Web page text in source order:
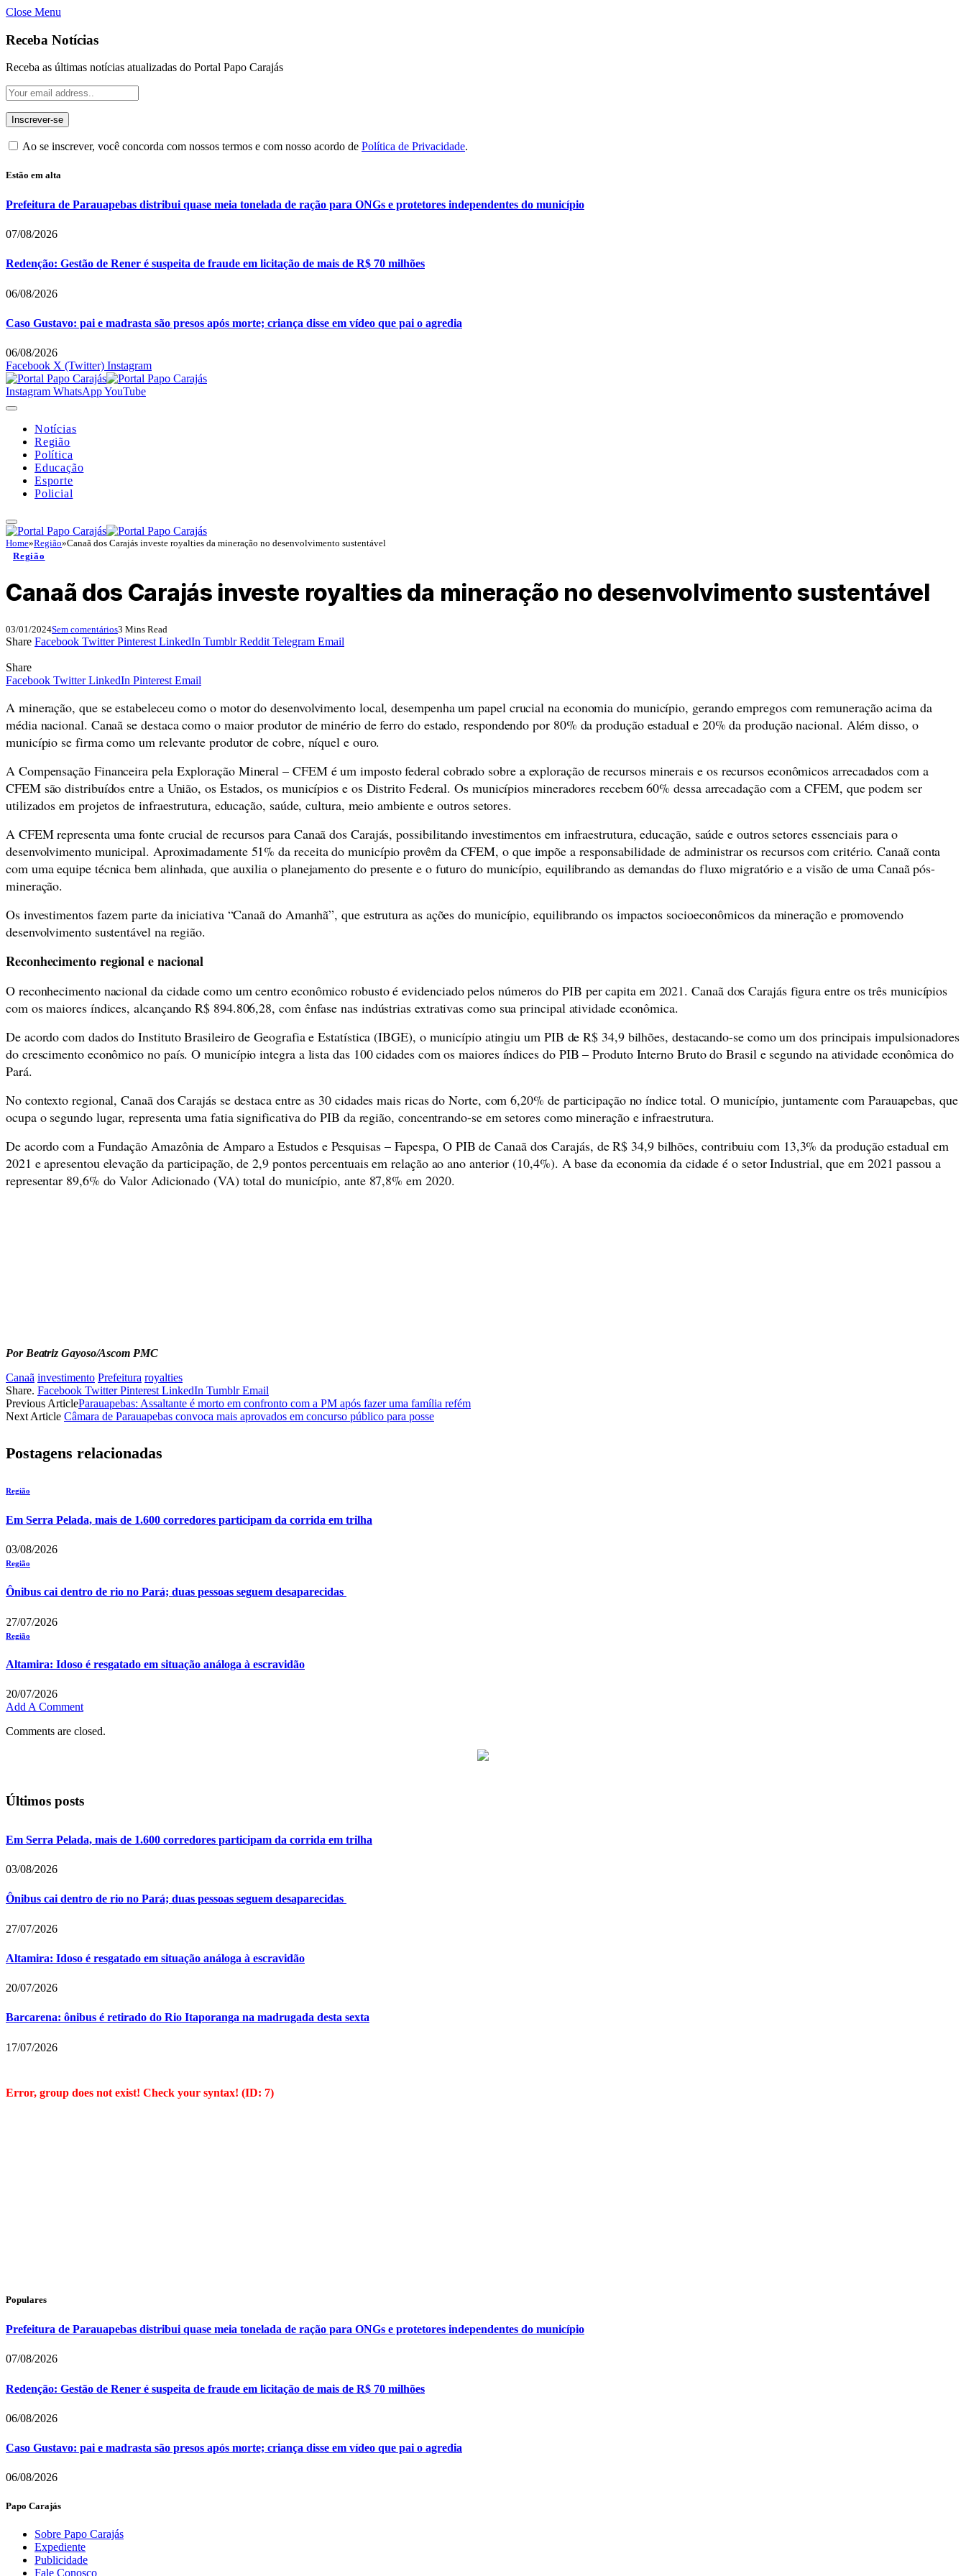
Close Menu
Receba Notícias
Receba as últimas notícias atualizadas do Portal Papo Carajás
Ao se inscrever, você concorda com nossos termos e com nosso acordo de Política de Privacidade.
Estão em alta
Prefeitura de Parauapebas distribui quase meia tonelada de ração para ONGs e protetores independentes do município
07/08/2026
Redenção: Gestão de Rener é suspeita de fraude em licitação de mais de R$ 70 milhões
06/08/2026
Caso Gustavo: pai e madrasta são presos após morte; criança disse em vídeo que pai o agredia
06/08/2026
Facebook X (Twitter) Instagram
Instagram WhatsAppYouTube
Notícias
Região
Política
Educação
Esporte
Policial
Home»Região»Canaã dos Carajás investe royalties da mineração no desenvolvimento sustentável
Região
Canaã dos Carajás investe royalties da mineração no desenvolvimento sustentável
03/01/2024Sem comentários3 Mins Read
Share Facebook Twitter Pinterest LinkedIn Tumblr Reddit Telegram Email
Share
Facebook Twitter LinkedIn Pinterest Email
A mineração, que se estabeleceu como o motor do desenvolvimento local, desempenha um papel crucial na economia do município, gerando empregos com remuneração acima da
média nacional. Canaã se destaca como o maior produtor de minério de ferro do estado, respondendo por 80% da produção estadual e 20% da produção nacional. Além disso, o
município se firma como um relevante produtor de cobre, níquel e ouro.
A Compensação Financeira pela Exploração Mineral – CFEM é um imposto federal cobrado sobre a exploração de recursos minerais e os recursos econômicos arrecadados com a
CFEM são distribuídos entre a União, os Estados, os municípios e os Distrito Federal. Os municípios mineradores recebem 60% dessa arrecadação com a CFEM, que podem ser
utilizados em projetos de infraestrutura, educação, saúde, cultura, meio ambiente e outros setores.
A CFEM representa uma fonte crucial de recursos para Canaã dos Carajás, possibilitando investimentos em infraestrutura, educação, saúde e outros setores essenciais para o
desenvolvimento municipal. Aproximadamente 51% da receita do município provêm da CFEM, o que impõe a responsabilidade de administrar os recursos com critério. Canaã conta
com uma equipe técnica bem alinhada, que auxilia o planejamento do presente e o futuro do município, equilibrando as demandas do fluxo migratório e a visão de uma Canaã pós-
mineração.
Os investimentos fazem parte da iniciativa “Canaã do Amanhã”, que estrutura as ações do município, equilibrando os impactos socioeconômicos da mineração e promovendo
desenvolvimento sustentável na região.
Reconhecimento regional e nacional
O reconhecimento nacional da cidade como um centro econômico robusto é evidenciado pelos números do PIB per capita em 2021. Canaã dos Carajás figura entre os três municípios
com os maiores índices, alcançando R$ 894.806,28, com ênfase nas indústrias extrativas como sua principal atividade econômica.
De acordo com dados do Instituto Brasileiro de Geografia e Estatística (IBGE), o município atingiu um PIB de R$ 34,9 bilhões, destacando-se como um dos principais impulsionadores
do crescimento econômico no país. O município integra a lista das 100 cidades com os maiores índices do PIB – Produto Interno Bruto do Brasil e segundo na atividade econômica do
Pará.
No contexto regional, Canaã dos Carajás se destaca entre as 30 cidades mais ricas do Norte, com 6,20% de participação no índice total. O município, juntamente com Parauapebas, que
ocupa o segundo lugar, representa uma fatia significativa do PIB da região, concentrando-se em setores como mineração e infraestrutura.
De acordo com a Fundação Amazônia de Amparo a Estudos e Pesquisas – Fapespa, O PIB de Canaã dos Carajás, de R$ 34,9 bilhões, contribuiu com 13,3% da produção estadual em
2021 e apresentou elevação da participação, de 2,9 pontos percentuais em relação ao ano anterior (10,4%). A base da economia da cidade é o setor Industrial, que em 2021 passou a
representar 89,6% do Valor Adicionado (VA) total do município, ante 87,8% em 2020.
Por Beatriz Gayoso/Ascom PMC
Canaã investimento Prefeitura royalties
Share. Facebook Twitter Pinterest LinkedIn Tumblr Email
Previous ArticleParauapebas: Assaltante é morto em confronto com a PM após fazer uma família refém
Next Article Câmara de Parauapebas convoca mais aprovados em concurso público para posse
Postagens relacionadas
Região
Em Serra Pelada, mais de 1.600 corredores participam da corrida em trilha
03/08/2026
Região
Ônibus cai dentro de rio no Pará; duas pessoas seguem desaparecidas
27/07/2026
Região
Altamira: Idoso é resgatado em situação análoga à escravidão
20/07/2026
Add A Comment
Comments are closed.
Últimos posts
Em Serra Pelada, mais de 1.600 corredores participam da corrida em trilha
03/08/2026
Ônibus cai dentro de rio no Pará; duas pessoas seguem desaparecidas
27/07/2026
Altamira: Idoso é resgatado em situação análoga à escravidão
20/07/2026
Barcarena: ônibus é retirado do Rio Itaporanga na madrugada desta sexta
17/07/2026
Error, group does not exist! Check your syntax! (ID: 7)
Populares
Prefeitura de Parauapebas distribui quase meia tonelada de ração para ONGs e protetores independentes do município
07/08/2026
Redenção: Gestão de Rener é suspeita de fraude em licitação de mais de R$ 70 milhões
06/08/2026
Caso Gustavo: pai e madrasta são presos após morte; criança disse em vídeo que pai o agredia
06/08/2026
Papo Carajás
Sobre Papo Carajás
Expediente
Publicidade
Fale Conosco